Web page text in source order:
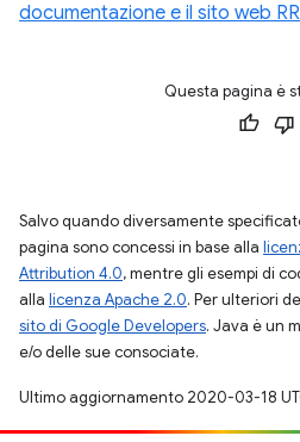
documentazione e il sito web RR
Questa pagina è
Salvo quando diversamente
pagina sono concessi in base alla
Attribution 4.0, mentre gli esempi di
alla licenza Apache 2.0. Per ulteriori
sito di Google Developers. Java è un
e/o delle sue consociate.
Ultimo aggiornamento 2020-03-18